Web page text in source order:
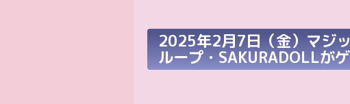
2025年2月7日（金）マジ
ループ・SAKURADOLLが